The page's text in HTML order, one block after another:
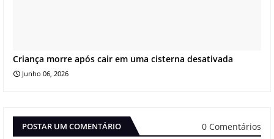
Criança morre após cair em uma cisterna desativada
Junho 06, 2026
POSTAR UM COMENTÁRIO 0 Comentários